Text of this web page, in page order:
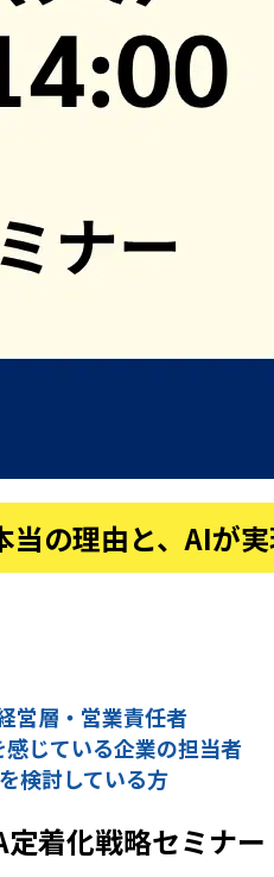
当の理由と、AIが
営層・営業責任者
じている企業の担当者
検討している方
着化戦略セミナ